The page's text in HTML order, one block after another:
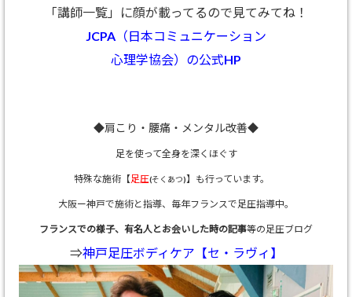
「講師一覧」に顔が載ってるので見てみてね！
JCPA（日本コミュニケーション
心理学協会）の公式HP
◆肩こり・腰痛・メンタル改善◆
足を使って全身を深くほぐす
特殊な施術【足圧(そくあつ)】も行っています。
大阪ー神戸で施術と指導、 毎年フランスで足圧指導中。
フランスでの様子、有名人とお会いした時の記事等の足圧ブログ
⇒神戸足圧ボディケア【セ・ラヴィ】